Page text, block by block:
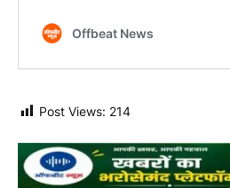
Post Views: 214